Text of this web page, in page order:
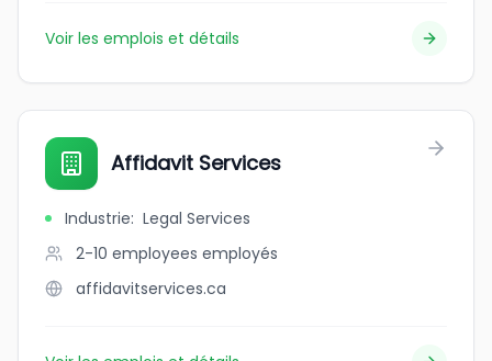
Voir les emplois et détails
Affidavit Services
Industrie: Legal Services
2-10 employees employés
affidavitservices.ca